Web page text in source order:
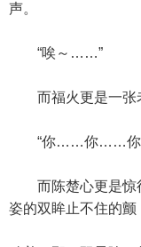
声。
“唉～……”
而福火更是一张老
“你……你……
而陈楚心更是惊
姿的双眸止不住的颤